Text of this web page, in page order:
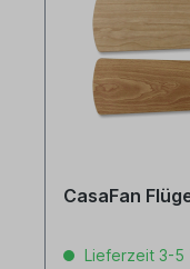
CasaFan
Lieferzeit 3-5